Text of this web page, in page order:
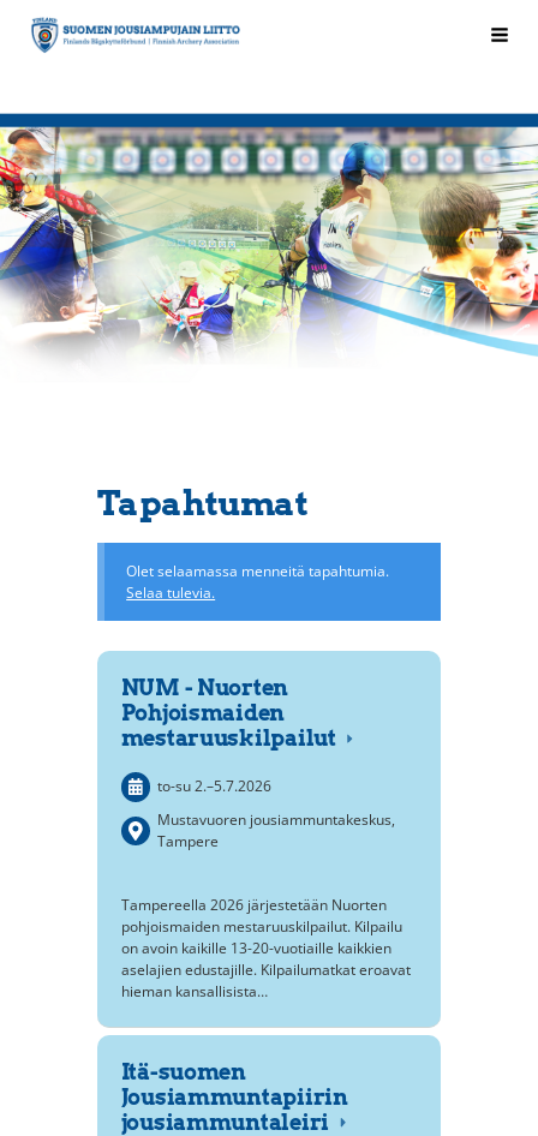
Siirry
sivun
Suomen Jousiampujain Liitto ry
Tapahtumat
Olet selaamassa menneitä tapahtumia.
Selaa tulevia.
NUM - Nuorten
Pohjoismaiden
mestaruuskilpailut
to-su2.–5.7.2026
Mustavuoren jousiammuntakeskus,
Tampere
Tampereella 2026 järjestetään Nuorten
pohjoismaiden mestaruuskilpailut. Kilpailu
on avoin kaikille 13-20-vuotiaille kaikkien
aselajien edustajille. Kilpailumatkat eroavat
hieman kansallisista…
Itä-suomen
Jousiammuntapiirin
jousiammuntaleiri